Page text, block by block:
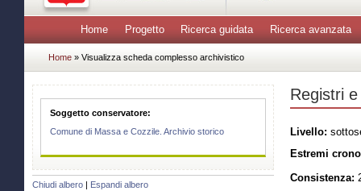
Home Progetto Ricerca guidata Ricerca avanzata
Home » Visualizza scheda complesso archivistico
Soggetto conservatore:
Comune di Massa e Cozzile. Archivio storico
Chiudi albero Espandi albero
Registri
Livello:
Estremi
Consistenza: